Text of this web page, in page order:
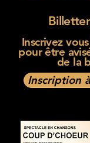
Inscrivez
pour être
de la
Inscription